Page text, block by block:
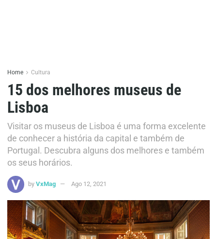
Home Cultura
15 dos melhores museus de
Lisboa
Visitar os museus de Lisboa é uma forma excelente
de conhecer a história da capital e também de
Portugal. Descubra alguns dos melhores e também
os seus horários.
by VxMag Ago 12, 2021